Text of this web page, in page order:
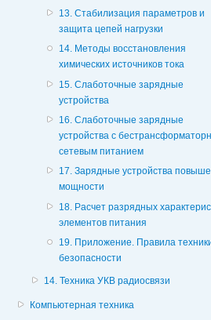
13. Стабилизация параметров и
защита цепей нагрузки
14. Методы восстановления
химических источников тока
15. Слаботочные зарядные
устройства
16. Слаботочные зарядные
устройства с
сетевым питанием
17. Зарядные устройства
мощности
18. Расчет разрядных
элементов питания
19. Приложение. Правила
безопасности
14. Техника УКВ радиосвязи
Компьютерная техника